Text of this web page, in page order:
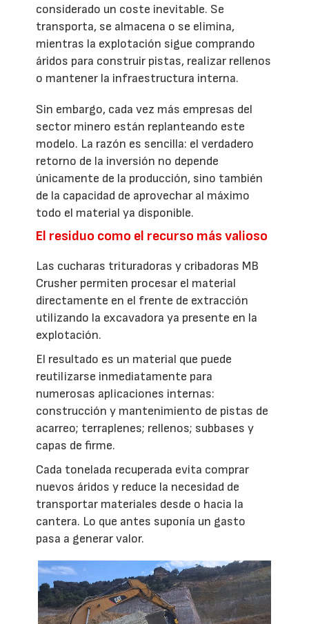
considerado un coste inevitable. Se
transporta, se almacena o se elimina,
mientras la explotación sigue comprando
áridos para construir pistas, realizar rellenos
o mantener la infraestructura interna.
Sin embargo, cada vez más empresas del
sector minero están replanteando este
modelo. La razón es sencilla: el verdadero
retorno de la inversión no depende
únicamente de la producción, sino también
de la capacidad de aprovechar al máximo
todo el material ya disponible.
El residuo como el recurso más valioso
Las cucharas trituradoras y cribadoras MB
Crusher permiten procesar el material
directamente en el frente de extracción
utilizando la excavadora ya presente en la
explotación.
El resultado es un material que puede
reutilizarse inmediatamente para
numerosas aplicaciones internas:
construcción y mantenimiento de pistas de
acarreo; terraplenes; rellenos; subbases y
capas de firme.
Cada tonelada recuperada evita comprar
nuevos áridos y reduce la necesidad de
transportar materiales desde o hacia la
cantera. Lo que antes suponía un gasto
pasa a generar valor.